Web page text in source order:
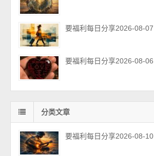
要福利每日分享2026-08-07
要福利每日分享2026-08-06
分类文章
要福利每日分享2026-08-10